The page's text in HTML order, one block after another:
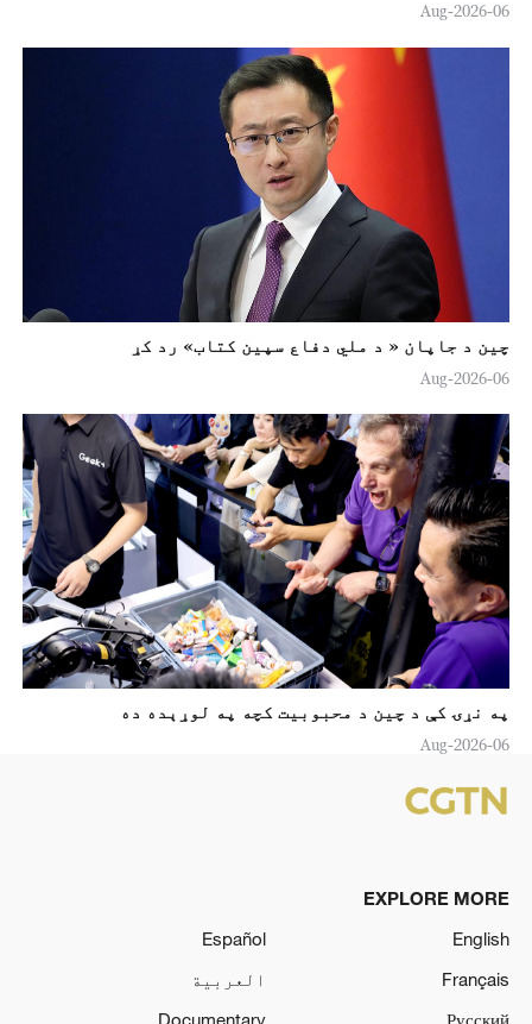
06-Aug-2026
چين د جاپان « د ملي دفاع سپين کتاب» رد کړ
06-Aug-2026
په نړۍ کې د چين د محبوبیت کچه په لوړېده ده
06-Aug-2026
EXPLORE MORE
English
Español
Français
العربية
Русский
Documentary